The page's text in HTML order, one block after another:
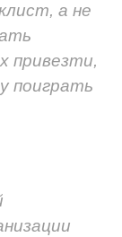
а не
привезти,
поиграть